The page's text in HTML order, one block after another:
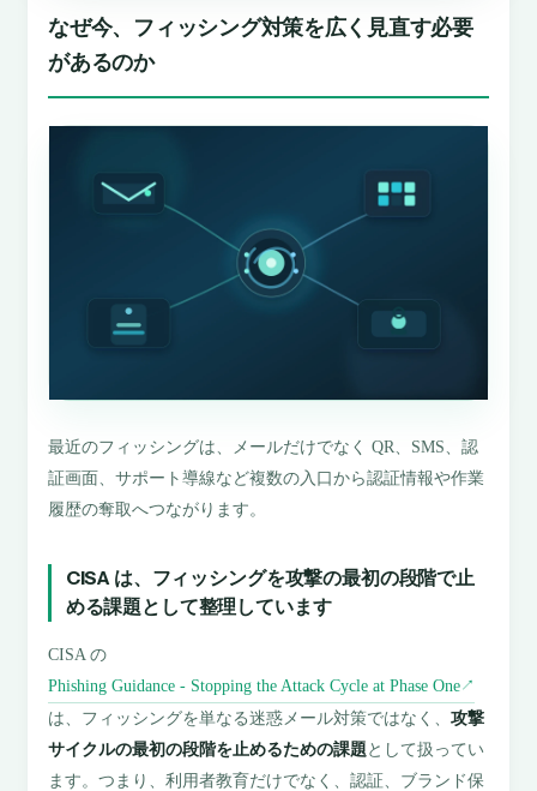
なぜ今、フィッシング対策を広く見直す必要
があるのか
最近のフィッシングは、メールだけでなく QR、SMS、認
証画面、サポート導線など複数の入口から認証情報や作業
履歴の奪取へつながります。
CISA は、フィッシングを攻撃の最初の段階で止
める課題として整理しています
CISA の
Phishing Guidance - Stopping the Attack Cycle at Phase One↗
は、フィッシングを単なる迷惑メール対策ではなく、攻撃
サイクルの最初の段階を止めるための課題 として扱ってい
ます。つまり、利用者教育だけでなく、認証、ブランド保